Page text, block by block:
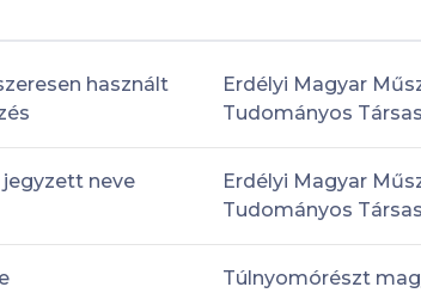
használt
Erdélyi Magyar
Tudományos
neve
Erdélyi Magyar
Tudományos
Túlnyomórészt